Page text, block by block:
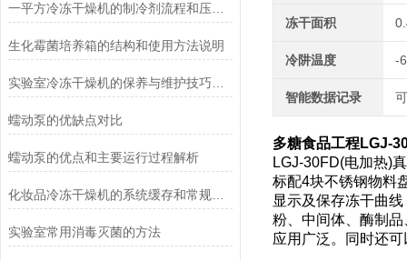
一平方冷冻干燥机的制冷剂流程和压缩空气流程
生化霉菌培养箱的结构和使用方法说明
蠕动泵的优缺点对比
蠕动泵的优点和主要运行过程解析
化妆品冷冻干燥机的系统缓存和常规冻干方法的优点
实验室常用消毒灭菌的方法
冻干面积
冷阱温度 -
智能数据记录
多糖食品工程LGJ-
LGJ-30FD(电加热)
标配4块不锈钢物料
显示及保存冻干曲
粉、中间体、酶制
应用广泛。同时还